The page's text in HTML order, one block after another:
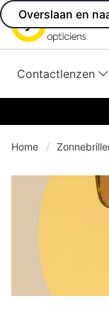
Overslaan en
Contactlenzen
Home